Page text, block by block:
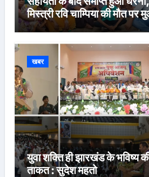
मिस्त्री रवि चाम्पिया की मौत पर
नौकरी की मांग*
खबर
युवा शक्ति ही झारखंड के भविष्य
ताकत : सुदेश महतो